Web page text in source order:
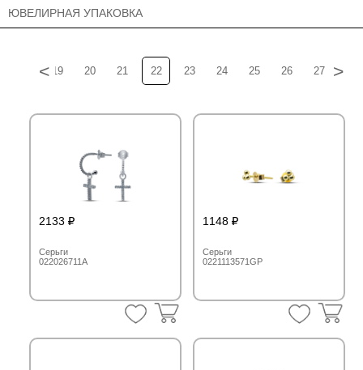
ЮВЕЛИРНАЯ УПАКОВКА
< 19 20 21 22 23 24 25 26 27 >
1148
Серьги
0221113571GP
2133
Серьги
022026711A